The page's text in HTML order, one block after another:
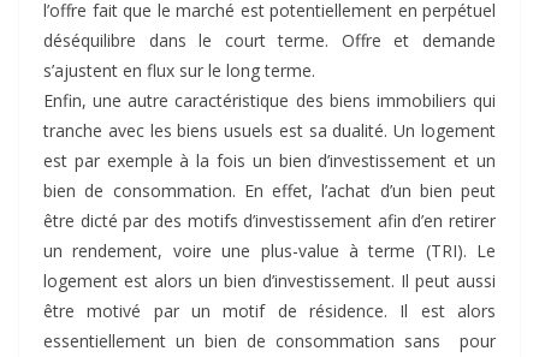
l’offre fait que le marché est potentiellement en perpétuel
déséquilibre dans le court terme. Offre et demande
s’ajustent en flux sur le long terme.
Enfin, une autre caractéristique des biens immobiliers qui
tranche avec les biens usuels est sa dualité. Un logement
est par exemple à la fois un bien d’investissement et un
bien de consommation. En effet, l’achat d’un bien peut
être dicté par des motifs d’investissement afin d’en retirer
un rendement, voire une plus-value à terme (TRI). Le
logement est alors un bien d’investissement. Il peut aussi
être motivé par un motif de résidence. Il est alors
essentiellement un bien de consommation sans pour